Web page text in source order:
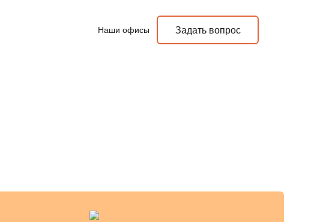
Наши офисы Задать вопрос